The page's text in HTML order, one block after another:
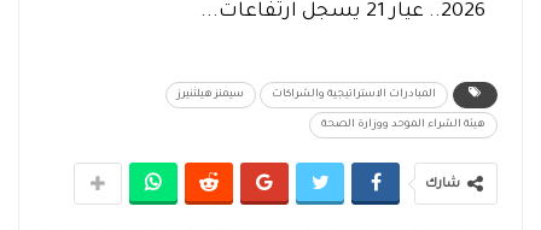
2026.. عيار 21 يسجل ارتفاعات...
المبادرات الاستراتيجية والشراكات سيمنز هيلثنيرز
هيئة الشراء الموحد ووزارة الصحة
شارك